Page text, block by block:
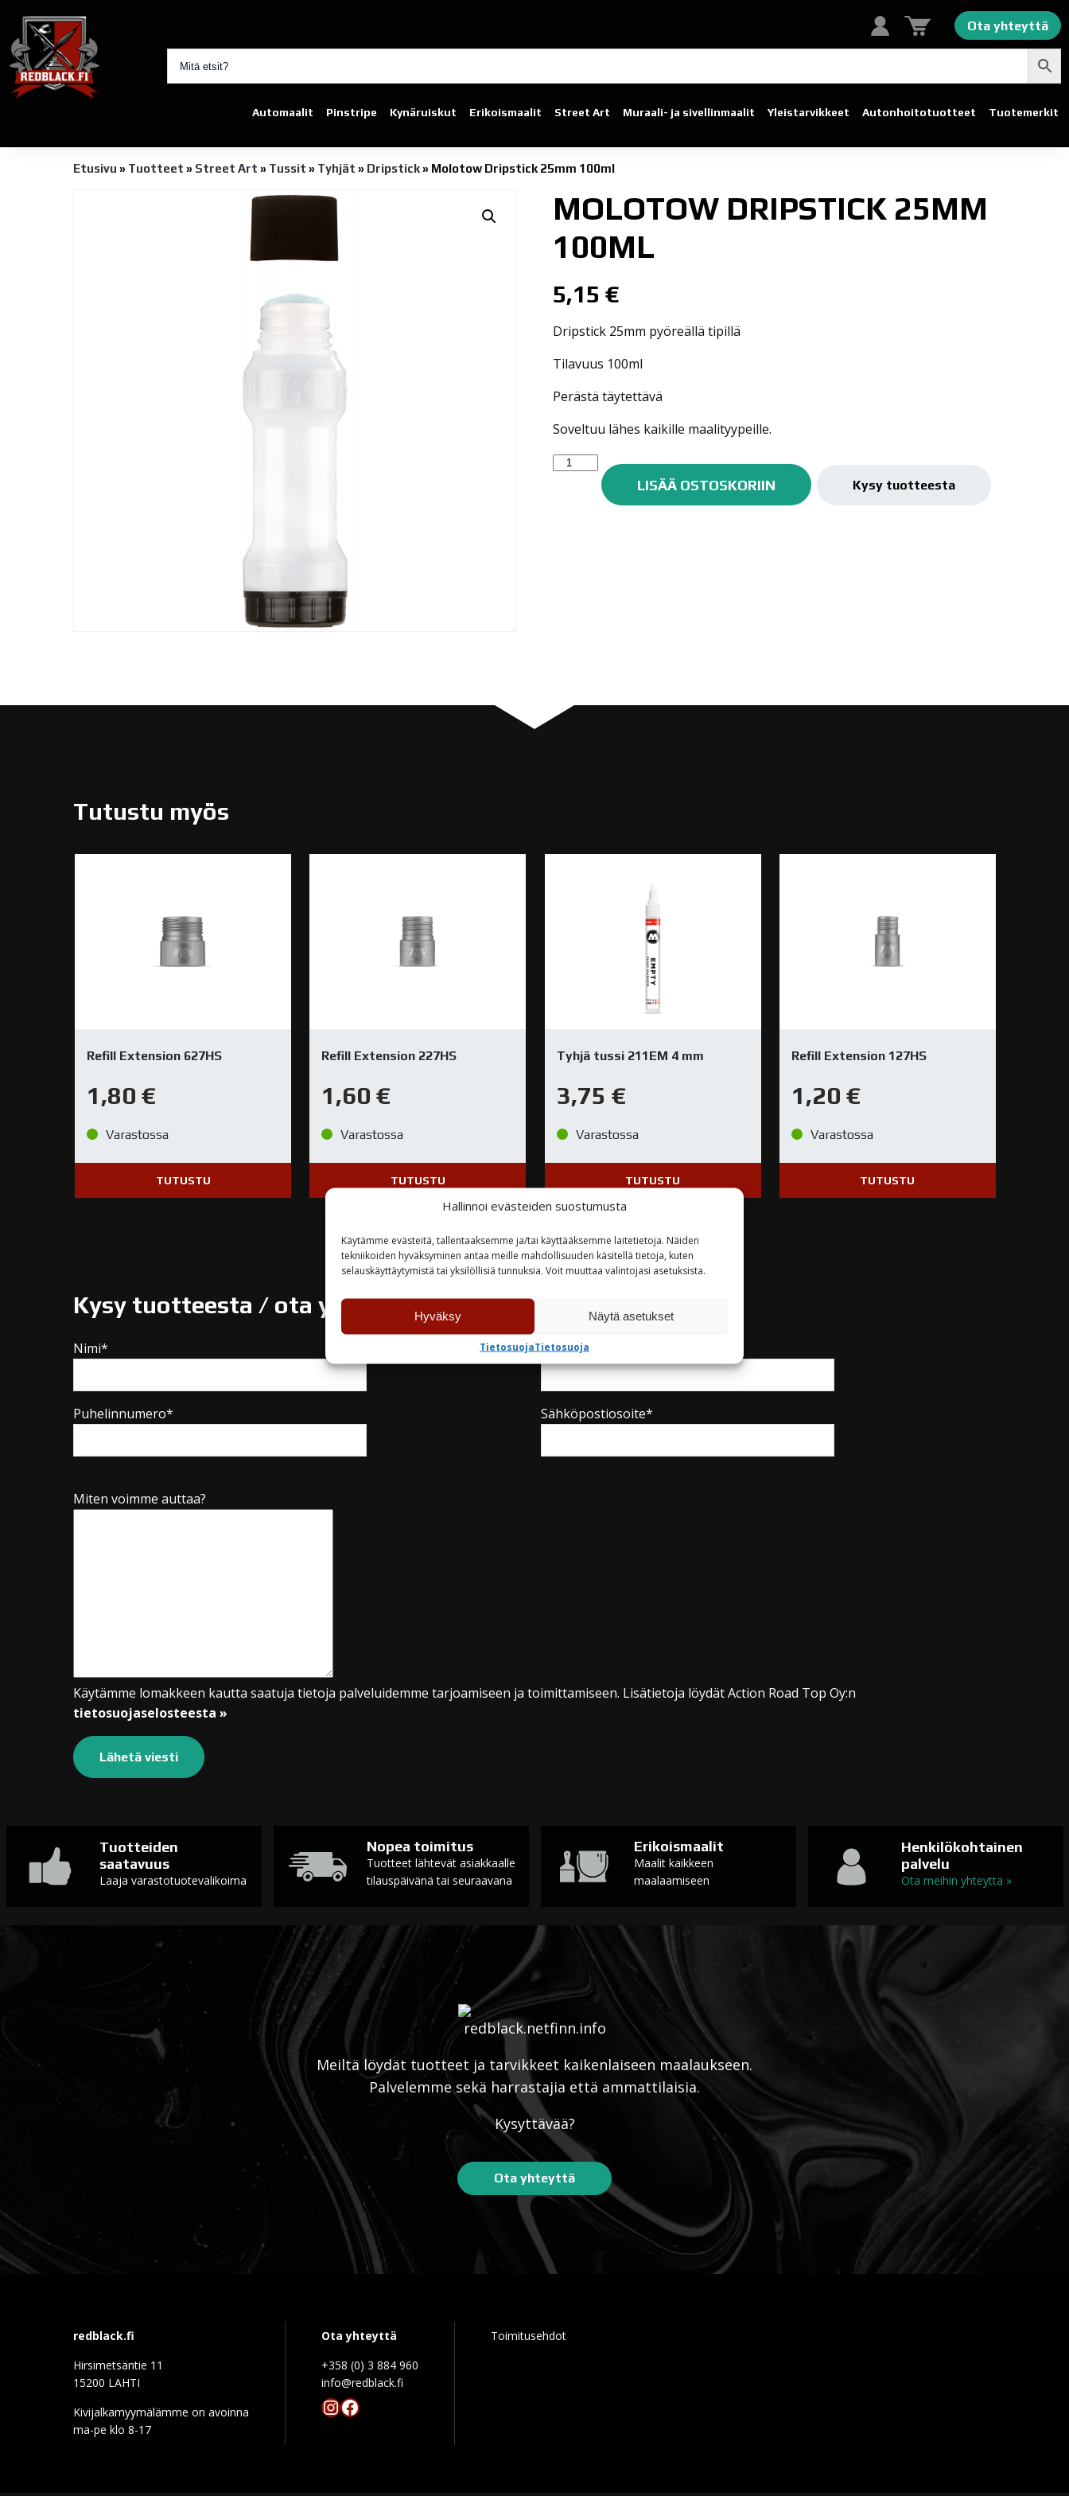
Hallinnoi evästeiden suostumusta
Käytämme evästeitä, tallentaaksemme ja/tai käyttääksemme laitetietoja. Näiden
tekniikoiden hyväksyminen antaa meille mahdollisuuden käsitellä tietoja, kuten
selauskäyttäytymistä tai yksilöllisiä tunnuksia. Voit muuttaa valintojasi asetuksista.
Hyväksy Näytä asetukset
TietosuojaTietosuoja
Ota yhteyttä
Automaalit Pinstripe Kynäruiskut Erikoismaalit Street Art Muraali- ja sivellinmaalit Yleistarvikkeet Autonhoito­tuotteet Tuotemerkit
Etusivu » Tuotteet » Street Art » Tussit » Tyhjät » Dripstick» Molotow Dripstick 25mm 100ml
MOLOTOW DRIPSTICK 25MM
100ML
5,15€
Dripstick 25mm pyöreällä tipillä
Tilavuus 100ml
Perästä täytettävä
Soveltuu lähes kaikille maalityypeille.
Molotow
Dripstick
LISÄÄ OSTOSKORIIN Kysy tuotteesta
Tutustu myös
Refill Extension 627HS
1,80 €
Varastossa
TUTUSTU
Refill Extension 227HS
1,60€
Varastossa
TUTUSTU
Tyhjä tussi 211EM 4 mm
3,75 €
Varastossa
TUTUSTU
Refill Extension 127HS
1,20 €
Varastossa
TUTUSTU
Kysy tuotteesta / ota yhteyttä
Nimi* Yritys
Puhelinnumero* Sähköpostiosoite*
Miten voimme auttaa?
Käytämme lomakkeen kautta saatuja tietoja palveluidemme tarjoamiseen ja toimittamiseen. Lisätietoja löydät Action Road Top Oy:n
tietosuojaselosteesta »
Tuotteiden
saatavuus
Laaja varastotuotevalikoima
Nopea toimitus
Tuotteet lähtevät asiakkaalle
tilauspäivänä tai seuraavana
Erikoismaalit
Maalit kaikkeen
maalaamiseen
Henkilökohtainen
palvelu
Ota meihin yhteyttä »
Meiltä löydät tuotteet ja tarvikkeet kaikenlaiseen maalaukseen.
Palvelemme sekä harrastajia että ammattilaisia.
Kysyttävää?
Ota yhteyttä
redblack.fi
Hirsimetsäntie 11
15200 LAHTI
Kivijalkamyymälämme on avoinna
ma-pe klo 8-17
Ota yhteyttä
+358 (0) 3 884 960
info@redblack.f
Instagram
Facebook
Toimitusehdot